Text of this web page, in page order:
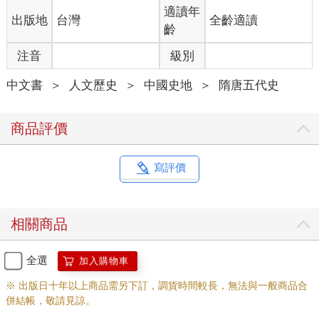
的權力中心。李治繼承皇位具有很大的偶然性，同時也是李世民
被迫發動玄武門之變奪得天下的某種歷史必然延續。李世民害怕
自己與兄弟之間那種你死我活的悲劇在下一代重演，最終選擇了
被他稱為「仁懦」的第三子李治，以圖李氏子孫的安全與和諧。
然而李世民無法改變的是皇權要求有一個絕對中心的結構。李治
作為一個弱勢君主，勢必不斷地要求從權臣也是他的舅舅長孫無
吳淡如敏銳而又精采絕倫地分析了李治從一個弱勢皇帝逐漸成長
為一個竭力掌握權力的成年皇帝的心理過程：他需要自己的親
天巧妙地讓自己扮演了這一雙重的角色。她既是李治的政治參
謀，又是他善解人意的知心姐姐般的妻子。這真是一個幽微但卻
吳淡如將歷史的宏大故事，融匯在對人性體貼入微的把握之中。
通過人性這把永恆的鑰匙，她慢慢探索到了消失在歷史深處的權
力遊戲的底牌。在她看來，武則天的恐懼、渴望與野心，隨著身
處情境的變化而變化。她最初只是為了不至於在青燈之下度過一
生，後來是為了不斷在權力的中心旁邊獲取一席之地，再到後
來，就是為了自己獨自擁有那至高無上的權力本身。吳淡如並沒
出版地 台灣
適讀年
齡
全齡適讀
注音 級別
中文書 ＞ 人文歷史 ＞ 中國史地 ＞ 隋唐五代史
商品評價
寫評價
相關商品
全選 加入購物車
※ 出版日十年以上商品需另下訂，調貨時間較長，無法與一般商品合
併結帳，敬請見諒。